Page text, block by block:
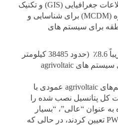
رویکردهای سیستم های اطلاعات جغرافیایی (GIS) و تکنیک
های تصمیم گیری چند معیاره (MCDM) برای شناسایی و
برای سیستم های
این مطالعه نشان داد که تقریباً 8.6٪ (حدود 38485 کیلومتر
مربع) از زمین در سوئد برای سیستم های agrivoltaic
محققان با استفاده از سیستم‌های agrivoltaic عمودی با
کل پتانسیل نصب شده را
عنوان “عالی”، “بسیار
خوب” و “خوب” حدود 1.2 PWh تعیین کردند، در حالی که